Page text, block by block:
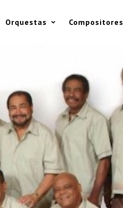
Orquestas Compositores